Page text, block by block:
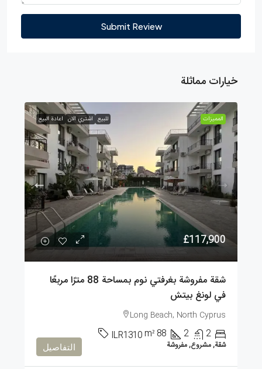
Submit Review
خيارات مماثلة
الممیزات للبيع اشتري الان اعادة البيع
£117,900
شقة مفروشة بغرفتي نوم بمساحة 88 مترًا مربعًا
في لونغ بيتش
Long Beach, North Cyprus
2
2
88
m²
ILR1310
شقة, مشروع, مفروشة التفاصيل